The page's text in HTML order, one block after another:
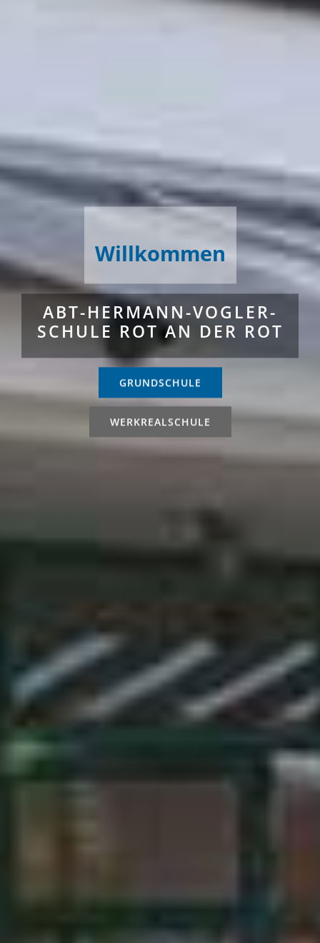
Willkommen
ABT-HERMANN-VOGLER-
SCHULE ROT AN DER ROT
GRUNDSCHULE
WERKREALSCHULE